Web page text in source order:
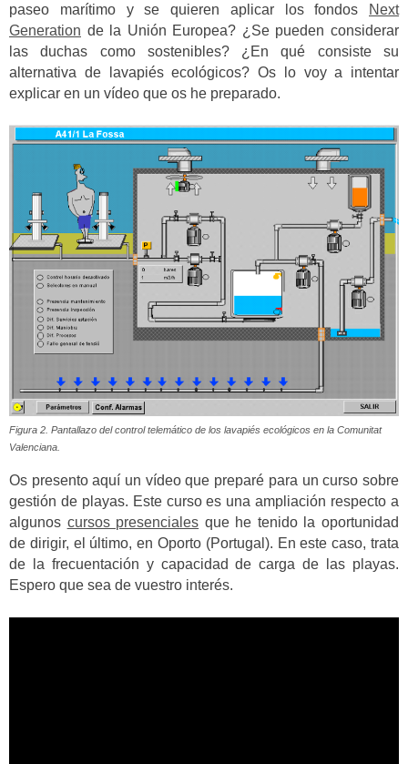
paseo marítimo y se quieren aplicar los fondos
Next
Generation de la Unión Europea? ¿Se pueden considerar
las duchas como sostenibles? ¿En qué consiste su
alternativa de lavapiés ecológicos? Os lo voy a intentar
explicar en un vídeo que os he preparado.
Figura 2. Pantallazo del control telemático de los lavapiés ecológicos en la Comunitat
Valenciana.
Os presento aquí un vídeo que preparé para un curso sobre
gestión de playas. Este curso es una ampliación respecto a
algunos cursos presenciales que he tenido la oportunidad
de dirigir, el último, en Oporto (Portugal). En este caso, trata
de la frecuentación y capacidad de carga de las playas.
Espero que sea de vuestro interés.